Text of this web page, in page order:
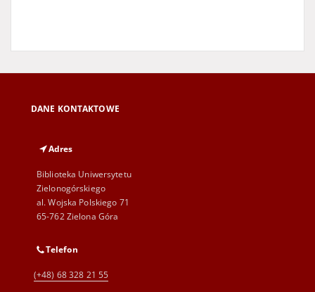
DANE KONTAKTOWE
Adres
Biblioteka Uniwersytetu
Zielonogórskiego
al. Wojska Polskiego 71
65-762 Zielona Góra
Telefon
(+48) 68 328 21 55